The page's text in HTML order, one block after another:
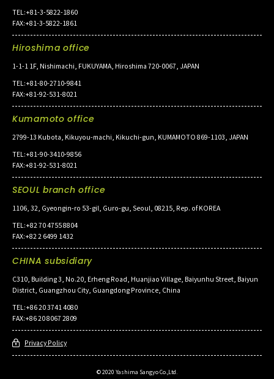
TEL:+81-3-5822-1860
FAX:+81-3-5822-1861
Hiroshima office
1-1-1 1F, Nishimachi, FUKUYAMA, Hiroshima 720-0067, JAPAN
TEL:+81-80-2710-9841
FAX:+81-92-531-8021
Kumamoto office
2799-13 Kubota, Kikuyou-machi, Kikuchi-gun, KUMAMOTO 869-1103, JAPAN
TEL:+81-90-3410-9856
FAX:+81-92-531-8021
SEOUL branch office
1106, 32, Gyeongin-ro 53-gil, Guro-gu, Seoul, 08215, Rep. of KOREA
TEL:+82 70 4755 8804
FAX:+82 2 6499 1432
CHINA subsidiary
C310, Building 3, No.20, Erheng Road, Huanjiao Village, Baiyunhu Street, Baiyun
District, Guangzhou City, Guangdong Province, China
TEL:+86 20 3741 4080
FAX:+86 20 8067 2809
Privacy Policy
© 2020 Yashima Sangyo Co.,Ltd.